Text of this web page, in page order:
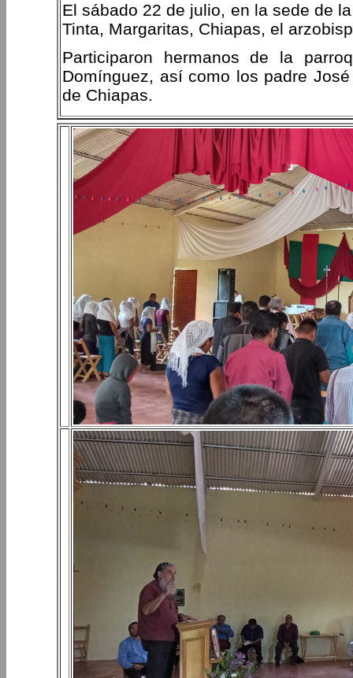
El sábado 22 de julio, en la sede de
Tinta, Margaritas, Chiapas, el
Participaron hermanos de la
Domínguez, así como los padre
de Chiapas.